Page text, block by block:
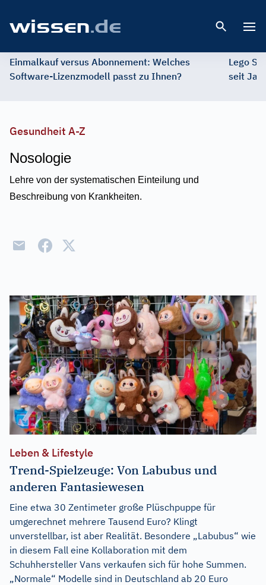
Einmalkauf versus Abonnement: Welches
Software-Lizenzmodell passt zu Ihnen?
Lego
seit
Gesundheit A-Z
Nosologie
Lehre von der systematischen Einteilung und
Beschreibung von Krankheiten.
Leben & Lifestyle
Trend-Spielzeuge: Von Labubus und
anderen Fantasiewesen
Eine etwa 30 Zentimeter große Plüschpuppe für
umgerechnet mehrere Tausend Euro? Klingt
unverstellbar, ist aber Realität. Besondere „Labubus“ wie
in diesem Fall eine Kollaboration mit dem
Schuhhersteller Vans verkaufen sich für hohe Summen.
„Normale“ Modelle sind in Deutschland ab 20 Euro